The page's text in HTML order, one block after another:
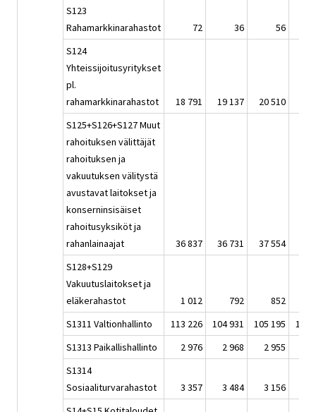
S123
Rahamarkkinarahastot
72 36
56
S124
Yhteissijoitusyritykset
pl.
rahamarkkinarahastot
18 791 19 137 20 510
S125+S126+S127 Muut
rahoituksen välittäjät
rahoituksen ja
vakuutuksen välitystä
avustavat laitokset ja
konserninsisäiset
rahoitusyksiköt ja
rahanlainaajat
36 837 36 731 37 554
S128+S129
Vakuutuslaitokset ja
eläkerahastot
1 012 792 852
S1311 Valtionhallinto
113 226 104 931 105 195
106
S1313 Paikallishallinto
2 976 2 968 2 955
S1314
Sosiaaliturvarahastot
3 357 3 484 3 156